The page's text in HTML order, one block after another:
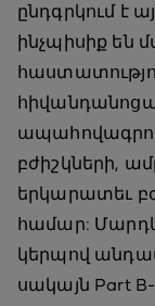
ընդգրկում է
ինչպիսիք են
բժիշկների,
երկարատեւ
համար:
կերպով
սակայն Part